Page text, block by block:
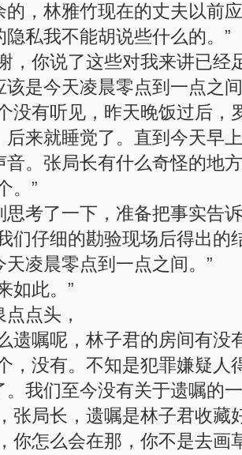
的，林雅竹现在的丈夫以前
隐私我不能胡说些什么的。”
，你说了这些对我来讲已
该是今天凌晨零点到一点之
没有听见，昨天晚饭过后
后来就睡觉了。直到今天早
音。张局长有什么奇怪的地
。”
思考了一下，准备把事实告
们仔细的勘验现场后得出
天凌晨零点到一点之间。”
如此。”
点点头，
遗嘱呢，林子君的房间有没
，没有。不知是犯罪嫌疑
。我们至今没有关于遗嘱的
张局长，遗嘱是林子君收藏
你怎么会在那，你不是去画